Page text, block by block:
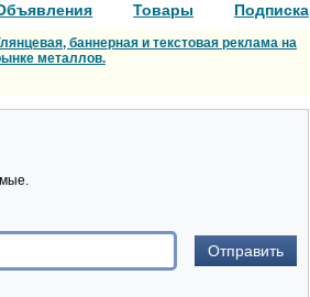
Товары Подписка
баннерная и текстовая реклама на
металлов.